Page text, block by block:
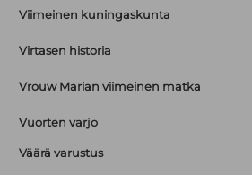
Viimeinen kuningaskunta
Virtasen historia
Vrouw Marian viimeinen matka
Vuorten varjo
Väärä varustus